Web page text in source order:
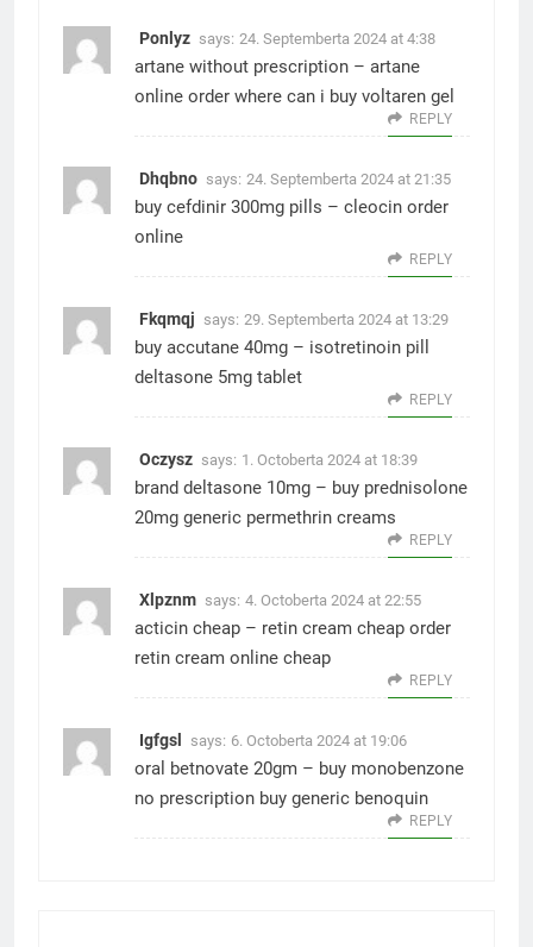
Ponlyz says: 24. Septemberta 2024 at 4:38
artane without prescription – artane
online order where can i buy voltaren gel
REPLY
Dhqbno says: 24. Septemberta 2024 at 21:35
buy cefdinir 300mg pills – cleocin order
online
REPLY
Fkqmqj says: 29. Septemberta 2024 at 13:29
buy accutane 40mg – isotretinoin pill
deltasone 5mg tablet
REPLY
Oczysz says: 1. Octoberta 2024 at 18:39
brand deltasone 10mg – buy prednisolone
20mg generic permethrin creams
REPLY
Xlpznm says: 4. Octoberta 2024 at 22:55
acticin cheap – retin cream cheap order
retin cream online cheap
REPLY
Igfgsl says: 6. Octoberta 2024 at 19:06
oral betnovate 20gm – buy monobenzone
no prescription buy generic benoquin
REPLY